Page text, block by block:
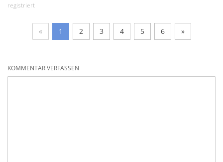
registriert
« 1 2 3 4 5 6 »
KOMMENTAR VERFASSEN